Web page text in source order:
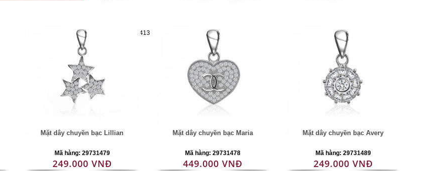
Mã hàng:29731413
Mặt dây chuyền bạc Lillian
Mã hàng: 29731479
249.000 VNĐ
Mặt dây chuyền bạc Maria
Mã hàng: 29731478
449.000 VNĐ
Mặt dây chuyền bạc Avery
Mã hàng: 29731489
249.000 VNĐ